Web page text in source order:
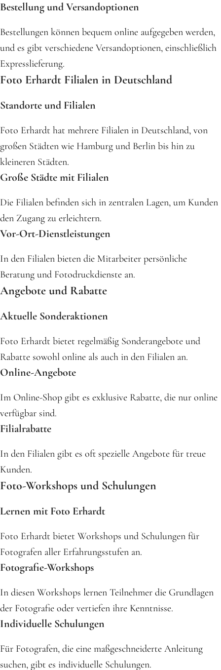
Bestellung und Versandoptionen
Bestellungen können bequem online aufgegeben werden,
und es gibt verschiedene Versandoptionen, einschließlich
Expresslieferung.
Foto Erhardt Filialen in Deutschland
Standorte und Filialen
Foto Erhardt hat mehrere Filialen in Deutschland, von
großen Städten wie Hamburg und Berlin bis hin zu
kleineren Städten.
Große Städte mit Filialen
Die Filialen befinden sich in zentralen Lagen, um Kunden
den Zugang zu erleichtern.
Vor-Ort-Dienstleistungen
In den Filialen bieten die Mitarbeiter persönliche
Beratung und Fotodruckdienste an.
Angebote und Rabatte
Aktuelle Sonderaktionen
Foto Erhardt bietet regelmäßig Sonderangebote und
Rabatte sowohl online als auch in den Filialen an.
Online-Angebote
Im Online-Shop gibt es exklusive Rabatte, die nur online
verfügbar sind.
Filialrabatte
In den Filialen gibt es oft spezielle Angebote für treue
Kunden.
Foto-Workshops und Schulungen
Lernen mit Foto Erhardt
Foto Erhardt bietet Workshops und Schulungen für
Fotografen aller Erfahrungsstufen an.
Fotografie-Workshops
In diesen Workshops lernen Teilnehmer die Grundlagen
der Fotografie oder vertiefen ihre Kenntnisse.
Individuelle Schulungen
Für Fotografen, die eine maßgeschneiderte Anleitung
suchen, gibt es individuelle Schulungen.